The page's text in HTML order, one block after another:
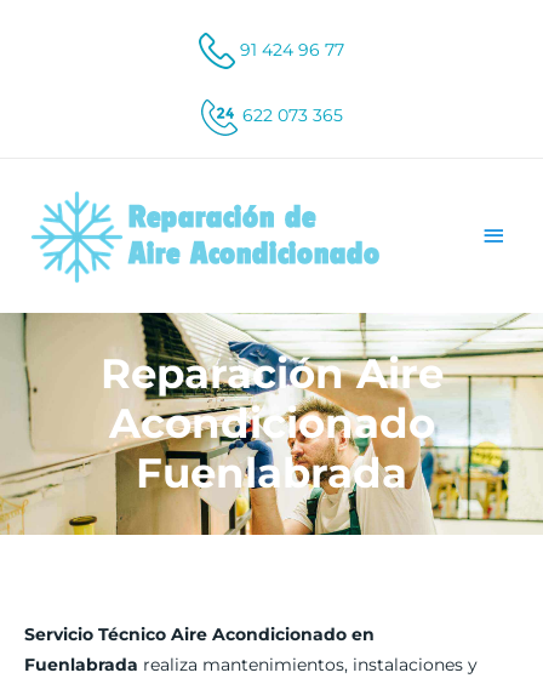
91 424 96 77
622 073 365
Reparación Aire
Acondicionado
Fuenlabrada
Servicio Técnico Aire Acondicionado en
Fuenlabrada realiza mantenimientos, instalaciones y